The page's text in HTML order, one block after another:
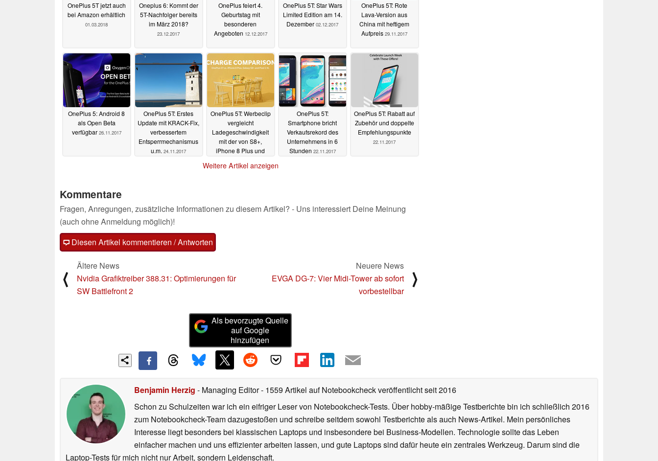
OnePlus 5T jetzt auch
bei Amazon erhältlich
01.03.2018
Oneplus 6: Kommt der
5T-Nachfolger bereits
im März 2018?
23.12.2017
OnePlus feiert 4.
Geburtstag mit
besonderen
Angeboten 12.12.2017
OnePlus 5T: Star Wars
Limited Edition am 14.
Dezember 02.12.2017
OnePlus 5T: Rote
Lava-Version aus
China mit heftigem
Aufpreis 29.11.2017
OnePlus 5: Android 8
als Open Beta
verfügbar 26.11.2017
OnePlus 5T: Erstes
Update mit KRACK-Fix,
verbessertem
Entsperrmechanismus
u.m. 24.11.2017
OnePlus 5T: Werbeclip
vergleicht
Ladegeschwindigkeit
mit der von S8+,
iPhone 8 Plus und
OnePlus 5T:
Smartphone bricht
Verkaufsrekord des
Unternehmens in 6
Stunden 22.11.2017
OnePlus 5T: Rabatt auf
Zubehör und doppelte
Empfehlungspunkte
22.11.2017
Weitere Artikel anzeigen
Kommentare
Fragen, Anregungen, zusätzliche Informationen zu diesem Artikel? - Uns interessiert Deine Meinung
(auch ohne Anmeldung möglich)!
Diesen Artikel kommentieren / Antworten
⟨
Ältere News
Nvidia Grafiktreiber 388.31: Optimierungen für
SW Battlefront 2
Neuere News
EVGA DG-7: Vier Midi-Tower ab sofort
vorbestellbar
⟩
Als bevorzugte Quelle
auf Google
hinzufügen
Benjamin Herzig - Managing Editor- 1559 Artikel auf Notebookcheck veröffentlichtseit 2016
Schon zu Schulzeiten war ich ein eifriger Leser von Notebookcheck-Tests. Über hobby-mäßige Testberichte bin ich schließlich 2016
zum Notebookcheck-Team dazugestoßen und schreibe seitdem sowohl Testberichte als auch News-Artikel. Mein persönliches
Interesse liegt besonders bei klassischen Laptops und insbesondere bei Business-Modellen. Technologie sollte das Leben
einfacher machen und uns effizienter arbeiten lassen, und gute Laptops sind dafür heute ein zentrales Werkzeug. Darum sind die
Laptop-Tests für mich nicht nur Arbeit, sondern Leidenschaft.